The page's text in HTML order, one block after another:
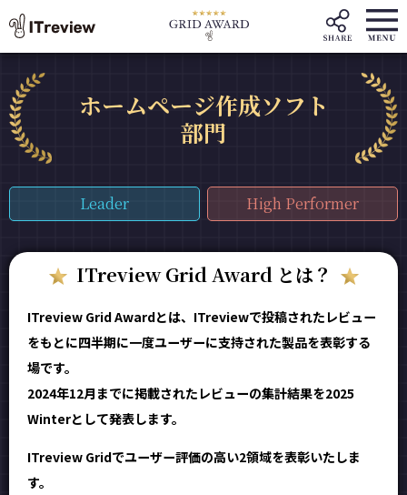
ホームページ作成ソフト
部門
Leader High Performer
ITreview Grid Award とは？
ITreview Grid Awardとは、ITreviewで投稿されたレビュー
をもとに四半期に一度ユーザーに支持された製品を表彰する
場です。
2024年12月までに掲載されたレビューの集計結果を2025
Winterとして発表します。
ITreview Gridでユーザー評価の高い2領域を表彰いたしま
す。